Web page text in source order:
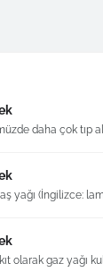
daha çok tıp
yağı (İngilizce:
olarak gaz yağı